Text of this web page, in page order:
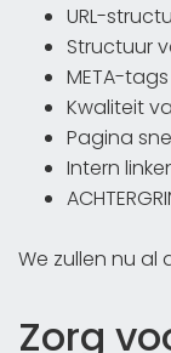
URL-
Structuur
META-tags
Kwaliteit
Pagina
Intern
We zullen nu al
Zorg